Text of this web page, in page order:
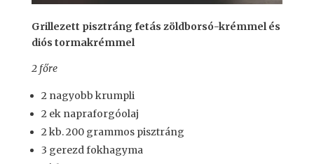
Grillezett pisztráng fetás zöldborsó-krémmel és
diós tormakrémmel
2 főre
2 nagyobb krumpli
2 ek napraforgóolaj
2 kb. 200 grammos pisztráng
3 gerezd fokhagyma